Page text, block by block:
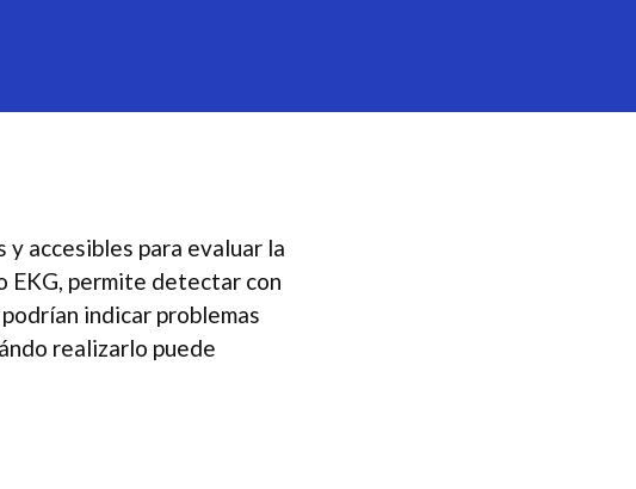
y accesibles para evaluar la
EKG, permite detectar con
indicar problemas
realizarlo puede